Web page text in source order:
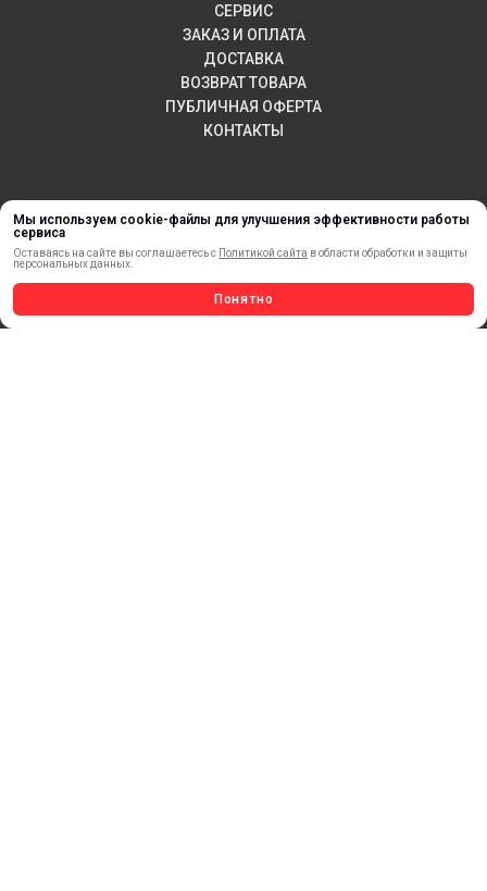
Мы используем cookie-файлы для улучшения эффективности работы
сервиса
Оставаясь на сайте вы соглашаетесь с Политикой сайта в области обработки и защиты
персональных данных.
Понятно
СЕРВИС
ЗАКАЗ И ОПЛАТА
ДОСТАВКА
ВОЗВРАТ ТОВАРА
ПУБЛИЧНАЯ ОФЕРТА
КОНТАКТЫ
АКЦИИ И РАСПРОДАЖА
ТЕРМОПЕРЕНОС
МАТЕРИАЛЫ ДЛЯ ПЕЧАТИ
САМОКЛЕЯЩИЕСЯ ПЛЕНКИ